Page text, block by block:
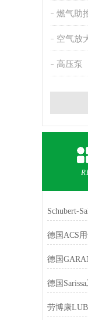
燃气助
空气放
高压泵
德国ACS
德国
劳博康